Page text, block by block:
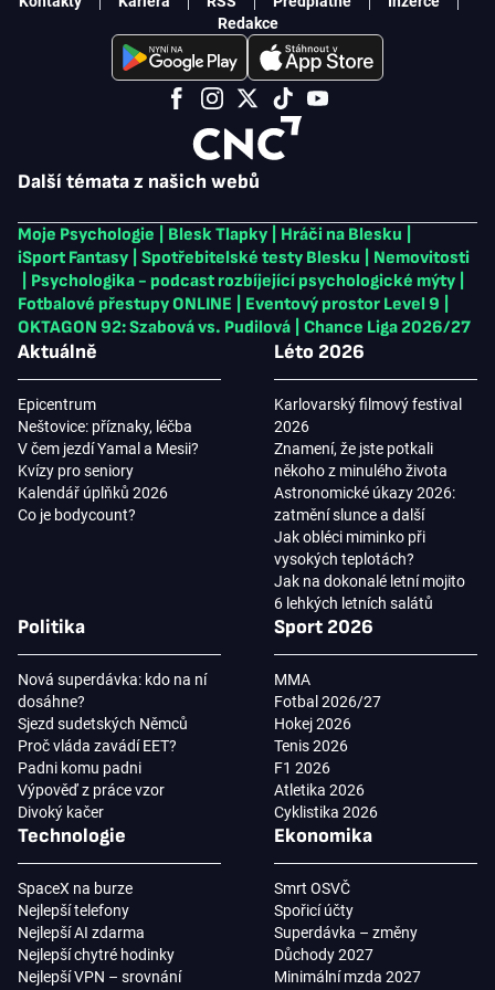
Další témata z našich webů
Moje Psychologie Blesk Tlapky Hráči na Blesku
iSport Fantasy
Spotřebitelské testy Blesku
Nemovitosti
Psychologika - podcast rozbíjející psychologické mýty
Fotbalové přestupy ONLINE
Eventový prostor Level 9
OKTAGON 92: Szabová vs. Pudilová
Chance Liga 2026/27
Aktuálně
Epicentrum
Neštovice: příznaky, léčba
V čem jezdí Yamal a Mesii?
Kvízy pro seniory
Kalendář úplňků 2026
Co je bodycount?
Léto 2026
Karlovarský filmový festival
2026
Znamení, že jste potkali
někoho z minulého života
Astronomické úkazy 2026:
zatmění slunce a další
Jak obléci miminko při
vysokých teplotách?
Jak na dokonalé letní mojito
6 lehkých letních salátů
Politika
Nová superdávka: kdo na ní
dosáhne?
Sjezd sudetských Němců
Proč vláda zavádí EET?
Padni komu padni
Výpověď z práce vzor
Divoký kačer
Sport 2026
MMA
Fotbal 2026/27
Hokej 2026
Tenis 2026
F1 2026
Atletika 2026
Cyklistika 2026
Technologie
SpaceX na burze
Nejlepší telefony
Nejlepší AI zdarma
Nejlepší chytré hodinky
Nejlepší VPN – srovnání
Ekonomika
Smrt OSVČ
Spořicí účty
Superdávka – změny
Důchody 2027
Minimální mzda 2027
Redakce